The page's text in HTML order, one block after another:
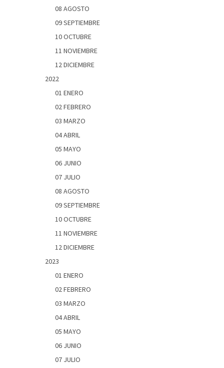
08 AGOSTO
09 SEPTIEMBRE
10 OCTUBRE
11 NOVIEMBRE
12 DICIEMBRE
2022
01 ENERO
02 FEBRERO
03 MARZO
04 ABRIL
05 MAYO
06 JUNIO
07 JULIO
08 AGOSTO
09 SEPTIEMBRE
10 OCTUBRE
11 NOVIEMBRE
12 DICIEMBRE
2023
01 ENERO
02 FEBRERO
03 MARZO
04 ABRIL
05 MAYO
06 JUNIO
07 JULIO